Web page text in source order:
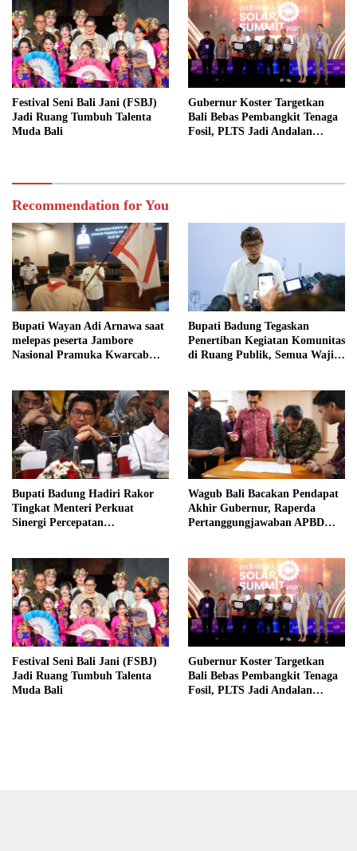
Lingkungan Bali
Festival Seni Bali Jani (FSBJ)
Jadi Ruang Tumbuh Talenta
Muda Bali
Gubernur Koster Targetkan
Bali Bebas Pembangkit Tenaga
Fosil, PLTS Jadi Andalan
Recommendation for You
Bupati Wayan Adi Arnawa saat
melepas peserta Jambore
Nasional Pramuka Kwarcab
Bupati Badung Tegaskan
Penertiban Kegiatan Komunitas
di Ruang Publik, Semua Wajib
Bupati Badung Hadiri Rakor
Tingkat Menteri Perkuat
Sinergi Percepatan
Lingkungan Bali
Wagub Bali Bacakan Pendapat
Akhir Gubernur, Raperda
Pertanggungjawaban APBD
Festival Seni Bali Jani (FSBJ)
Jadi Ruang Tumbuh Talenta
Muda Bali
Gubernur Koster Targetkan
Bali Bebas Pembangkit Tenaga
Fosil, PLTS Jadi Andalan